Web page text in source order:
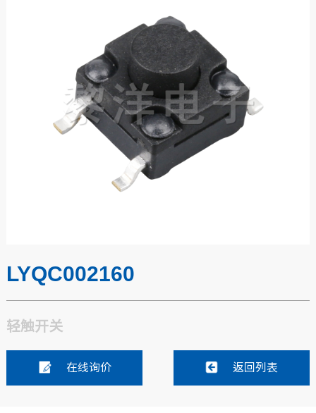
LYQC002160
轻触开关
在线询价 返回列表